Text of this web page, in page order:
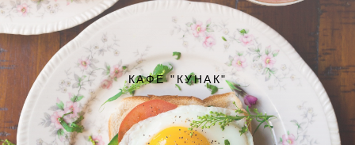
КАФЕ "КУНАК"